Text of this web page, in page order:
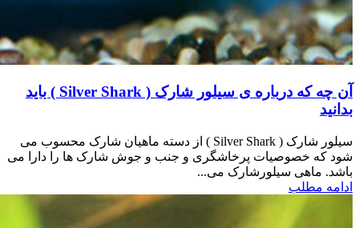
آن چه که درباره ی سیلور شارک ( Silver Shark ) باید
بدانید
سیلور شارک ( Silver Shark ) از دسته ماهیان شارک محسوب می
شود که خصوصیات پرخاشگری و جنب و جوش شارک ها را دارا می
باشد. ماهی سیلورشارک می...
ادامه مطلب